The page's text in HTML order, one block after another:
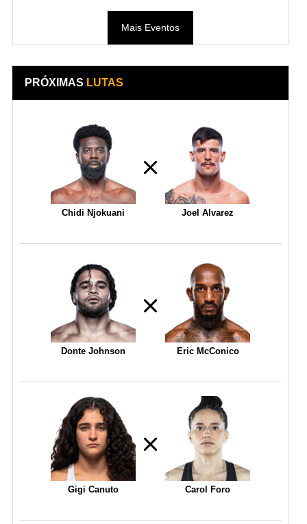
Mais Eventos
PRÓXIMAS LUTAS
Chidi Njokuani Joel Alvarez
Donte Johnson Eric McConico
Gigi Canuto Carol Foro